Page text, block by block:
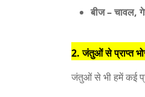
बीज– चावल,
2. जंतुओं से प्राप्त
जंतुओं से भी हमें कई